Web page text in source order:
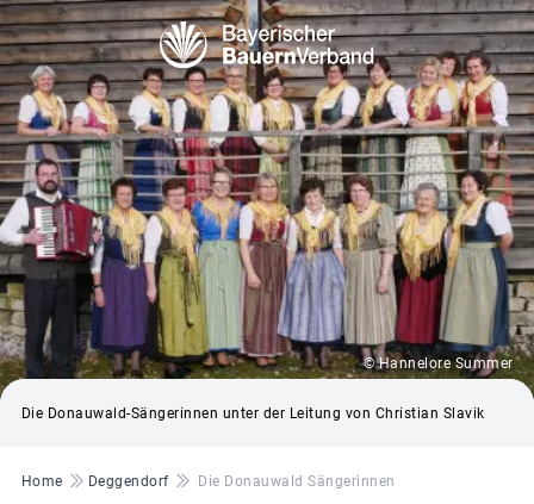
© Hannelore Summer
Die Donauwald-Sängerinnen unter der Leitung von Christian Slavik
Pfadnavigation
Home Deggendorf Die Donauwald Sängerinnen